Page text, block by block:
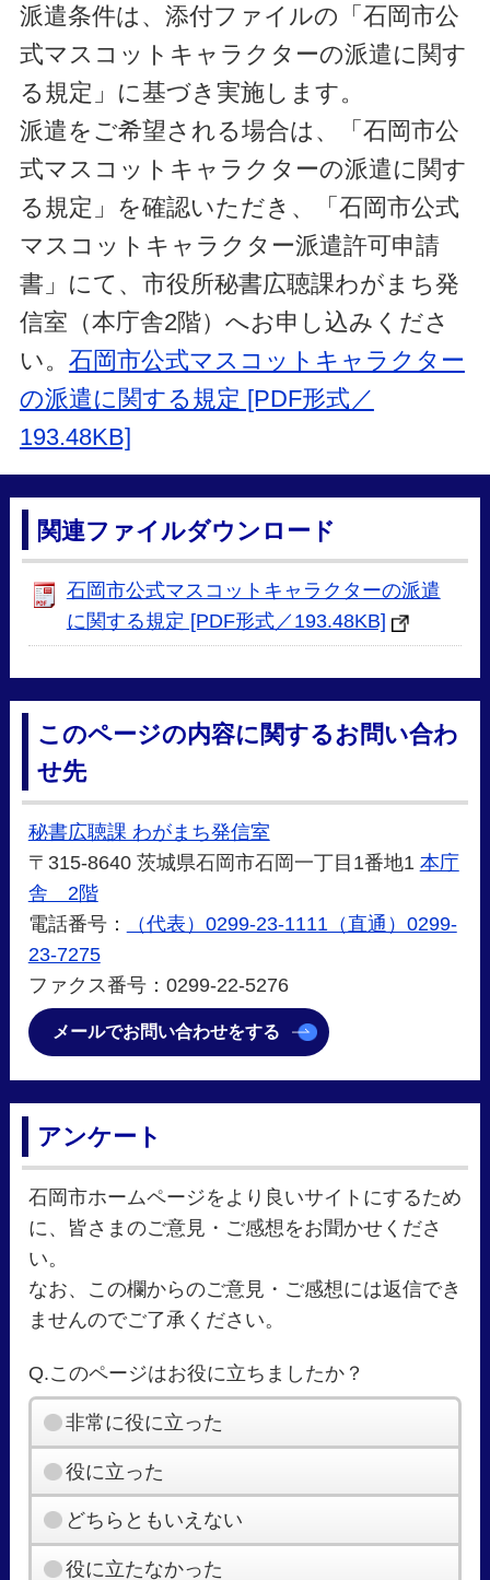
派遣条件は、添付ファイルの「石岡市公
式マスコットキャラクターの派遣に関す
る規定」に基づき実施します。
派遣をご希望される場合は、「石岡市公
式マスコットキャラクターの派遣に関す
る規定」を確認いただき、「石岡市公式
マスコットキャラクター派遣許可申請
書」にて、市役所秘書広聴課わがまち発
信室（本庁舎2階）へお申し込みくださ
い。 石岡市公式マスコットキャラクター
の派遣に関する規定 [PDF形式／
193.48KB]
関連ファイルダウンロード
石岡市公式マスコットキャラクターの派遣
に関する規定 [PDF形式／193.48KB]
このページの内容に関するお問い合わ
せ先
秘書広聴課 わがまち発信室
〒315-8640 茨城県石岡市石岡一丁目1番地1 本庁
舎 2階
電話番号：
（代表）0299-23-1111（直通）0299-
23-7275
ファクス番号：0299-22-5276
メールでお問い合わせをする
アンケート
石岡市ホームページをより良いサイトにするため
に、皆さまのご意見・ご感想をお聞かせくださ
い。
なお、この欄からのご意見・ご感想には返信でき
ませんのでご了承ください。
Q.このページはお役に立ちましたか？
非常に役に立った
役に立った
どちらともいえない
役に立たなかった